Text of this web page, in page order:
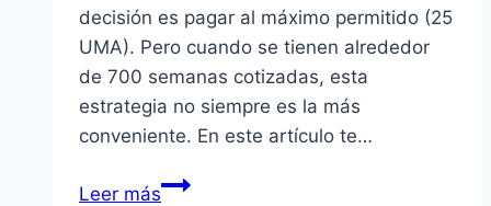
decisión es pagar al máximo permitido (25
UMA). Pero cuando se tienen alrededor
de 700 semanas cotizadas, esta
estrategia no siempre es la más
conveniente. En este artículo te…
Leer más¿Conviene